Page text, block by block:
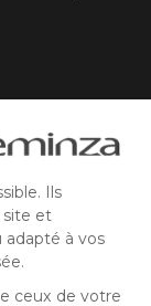
FRA
ou du
produits et